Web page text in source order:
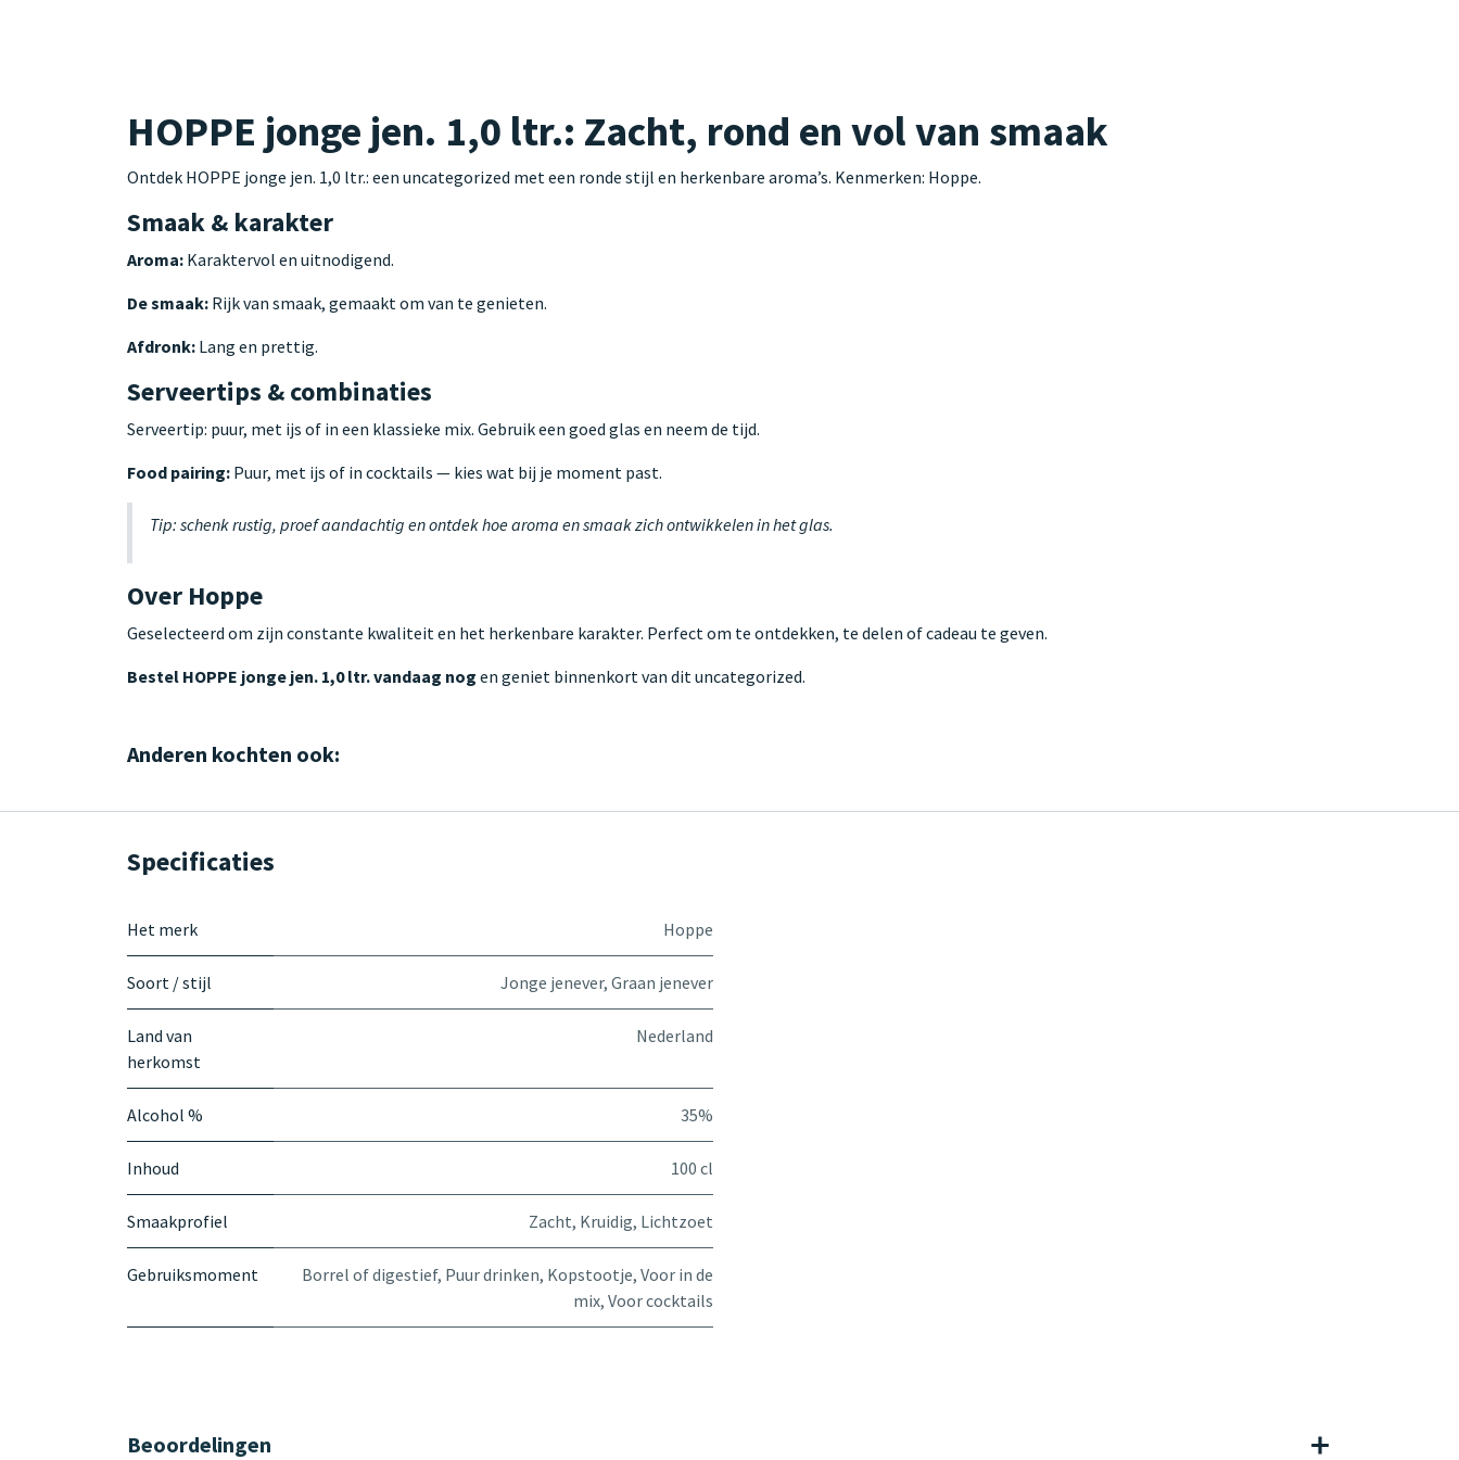
HOPPE jonge jen. 1,0 ltr.: Zacht, rond en vol van smaak
Ontdek HOPPE jonge jen. 1,0 ltr.: een uncategorized met een ronde stijl en herkenbare aroma’s. Kenmerken: Hoppe.
Smaak & karakter
Aroma: Karaktervol en uitnodigend.
De smaak: Rijk van smaak, gemaakt om van te genieten.
Afdronk: Lang en prettig.
Serveertips & combinaties
Serveertip: puur, met ijs of in een klassieke mix. Gebruik een goed glas en neem de tijd.
Food pairing: Puur, met ijs of in cocktails — kies wat bij je moment past.
Tip: schenk rustig, proef aandachtig en ontdek hoe aroma en smaak zich ontwikkelen in het glas.
Over Hoppe
Geselecteerd om zijn constante kwaliteit en het herkenbare karakter. Perfect om te ontdekken, te delen of cadeau te geven.
Bestel HOPPE jonge jen. 1,0 ltr. vandaag nog en geniet binnenkort van dit uncategorized.
Anderen kochten ook:
Specificaties
Het merk Hoppe
Soort / stijl Jonge jenever, Graan jenever
Land van
herkomst
Nederland
Alcohol % 35%
Inhoud 100 cl
Smaakprofiel Zacht, Kruidig, Lichtzoet
Gebruiksmoment Borrel of digestief, Puur drinken, Kopstootje, Voor in de
mix, Voor cocktails
Beoordelingen